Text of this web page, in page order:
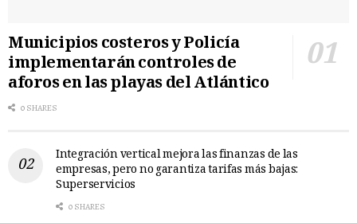
Municipios costeros y Policía
implementarán controles de
aforos en las playas del Atlántico
0 SHARES
Integración vertical mejora las finanzas de las
empresas, pero no garantiza tarifas más bajas:
Superservicios
0 SHARES